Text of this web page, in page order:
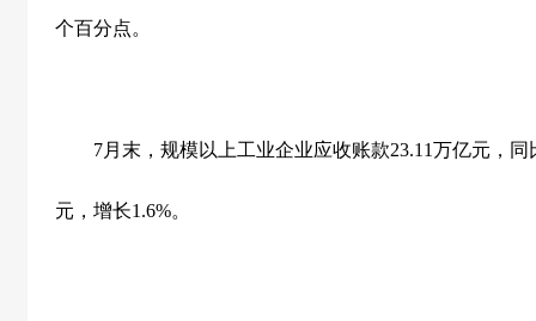
个百分点。
7月末，规模以上工业企业应收账款23.11万亿元，同
元，增长1.6%。